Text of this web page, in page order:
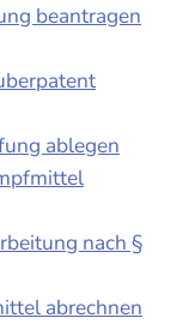
beantragen
ablegen
nach §
abrechnen